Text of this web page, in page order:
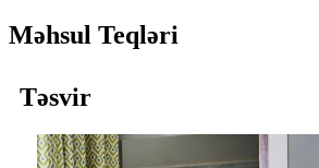
Məhsul Teqləri
Təsvir